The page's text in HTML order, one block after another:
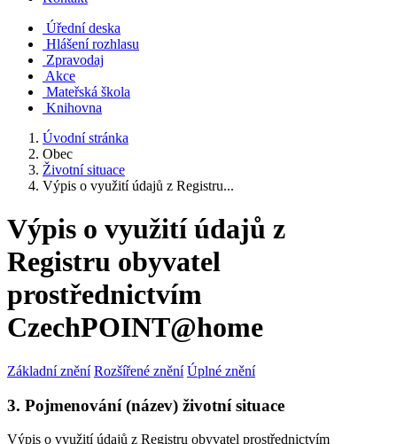
Úřední deska
Hlášení rozhlasu
Zpravodaj
Akce
Mateřská škola
Knihovna
Úvodní stránka
Obec
Životní situace
Výpis o využití údajů z Registru...
Výpis o využití údajů z
Registru obyvatel
prostřednictvím
CzechPOINT@home
Základní znění Rozšířené znění Úplné znění
3. Pojmenování (název) životní situace
Výpis o využití údajů z Registru obyvatel prostřednictvím